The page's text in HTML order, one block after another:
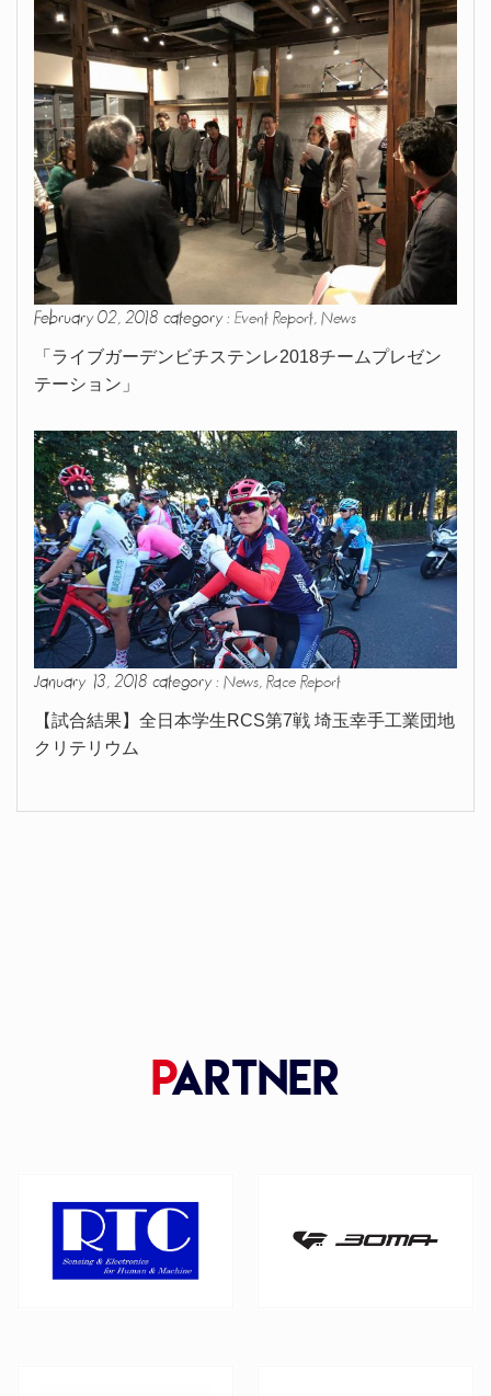
February 02, 2018 category : Event Report News
「ライブガーデンビチステンレ2018チームプレゼン
テーション」
January 13, 2018 category : News Race Report
【試合結果】全日本学生RCS第7戦 埼玉幸手工業団地
クリテリウム
Partner